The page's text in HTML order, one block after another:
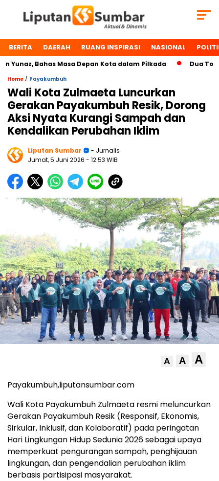
BERITA DAERAH RUANG INSPIRASI NASIONAL
Bahas Masa Depan Kota dalam Pilkada Dua Tokoh
Home / Payakumbuh
Wali Kota Zulmaeta Luncurkan
Gerakan Payakumbuh Resik, Dorong
Aksi Nyata Kurangi Sampah dan
Kendalikan Perubahan Iklim
Liputan Sumbar
- Jurnalis
Jumat, 5 Juni 2026 - 12:53 WIB
A A A
Payakumbuh,liputansumbar.com
Wali Kota Payakumbuh Zulmaeta resmi meluncurkan
Gerakan Payakumbuh Resik (Responsif, Ekonomis,
Sirkular, Inklusif, dan Kolaboratif) pada peringatan
Hari Lingkungan Hidup Sedunia 2026 sebagai upaya
memperkuat pengurangan sampah, penghijauan
lingkungan, dan pengendalian perubahan iklim
berbasis partisipasi masyarakat.